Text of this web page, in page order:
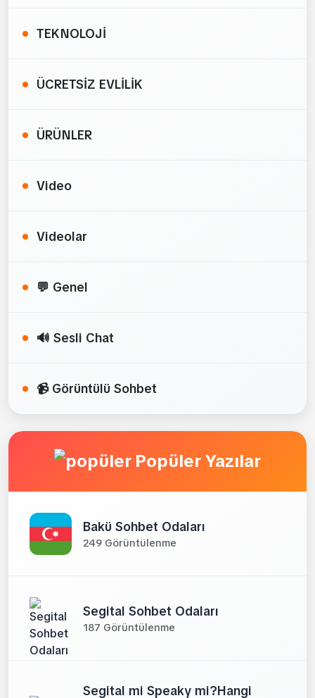
TEKNOLOJİ
ÜCRETSİZ EVLİLİK
ÜRÜNLER
Video
Videolar
💬 Genel
🔊 Sesli Chat
📹 Görüntülü Sohbet
Popüler Yazılar
Bakü Sohbet Odaları
249 Görüntülenme
Segital Sohbet Odaları
187 Görüntülenme
Segital mi Speaky mi?Hangi